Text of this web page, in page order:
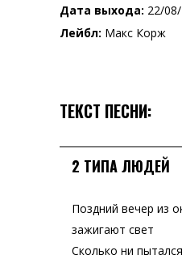
Дата выхода: 22/
Лейбл: Макс Корж
ТЕКСТ ПЕСНИ:
2 ТИПА ЛЮДЕЙ
Поздний вечер из
зажигают свет
Сколько ни